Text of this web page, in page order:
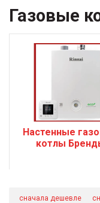
Газовые
Настенные
котлы
сначала дешевле